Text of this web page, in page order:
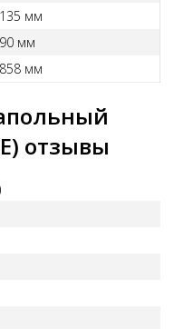
135 мм
90 мм
858 мм
отзывы